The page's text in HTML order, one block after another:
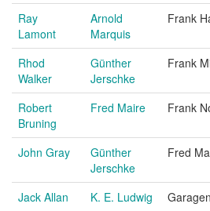
Ray
Lamont
Arnold
Marquis
Frank
Rhod
Walker
Günther
Jerschke
Frank
Robert
Bruning
Fred Maire Frank
John Gray
Günther
Jerschke
Fred
Jack Allan
K. E. Ludwig